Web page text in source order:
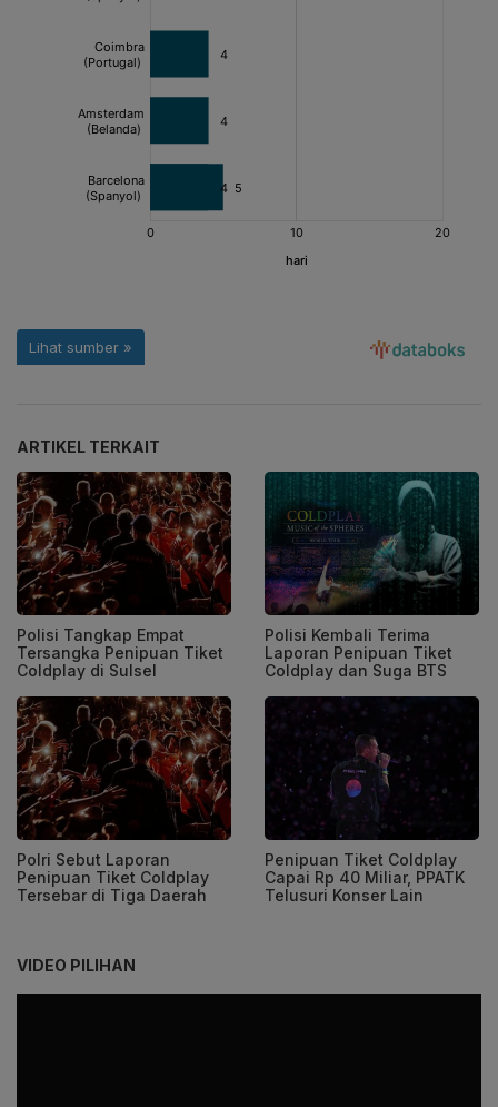
ARTIKEL TERKAIT
Polisi Tangkap Empat
Tersangka Penipuan Tiket
Coldplay di Sulsel
Polisi Kembali Terima
Laporan Penipuan Tiket
Coldplay dan Suga BTS
Polri Sebut Laporan
Penipuan Tiket Coldplay
Tersebar di Tiga Daerah
Penipuan Tiket Coldplay
Capai Rp 40 Miliar, PPATK
Telusuri Konser Lain
VIDEO PILIHAN